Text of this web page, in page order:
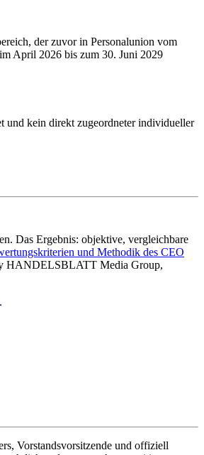
der zuvor in Personalunion vom
April 2026 bis zum 30. Juni 2029
und kein direkt zugeordneter individueller
Das Ergebnis: objektive, vergleichbare
und Methodik des CEO
HANDELSBLATT Media Group,
.
Vorstandsvorsitzende und offiziell